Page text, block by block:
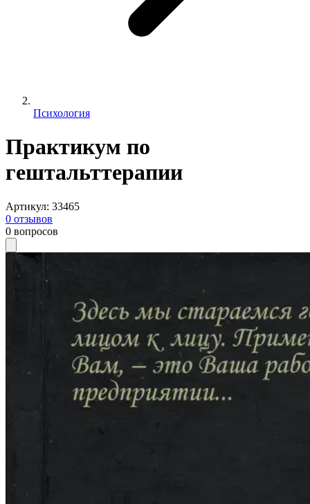
Психология
Практикум по
гештальттерапии
Артикул: 33465
0 отзывов
0 вопросов